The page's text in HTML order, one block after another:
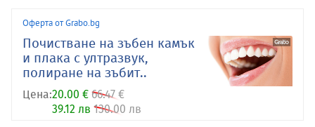
Оферта от Grabo.bg
Почистване на зъбен камък
и плака с ултразвук,
полиране на зъбит..
Цена:20.00 € 66.47 €
39.12 лв 130.00 лв